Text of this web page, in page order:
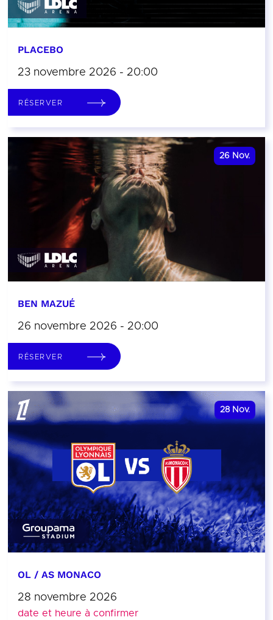
PLACEBO
23 novembre 2026 - 20:00
RÉSERVER
26 Nov.
BEN MAZUÉ
26 novembre 2026 - 20:00
RÉSERVER
28 Nov.
OL / AS MONACO
28 novembre 2026
date et heure à confirmer